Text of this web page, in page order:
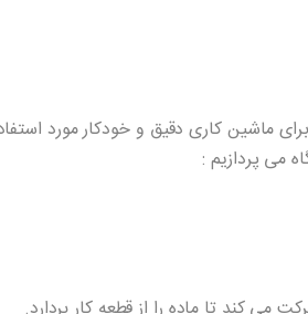
ماشین کاری دقیق و خودکار مورد
می پردازیم :